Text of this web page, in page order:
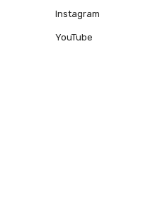
Instagram
YouTube